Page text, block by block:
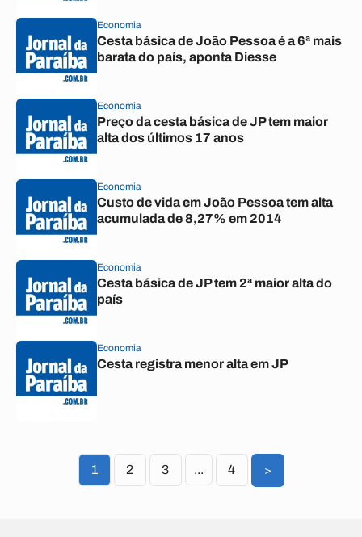
Economia
Cesta básica de João Pessoa é a 6ª mais
barata do país, aponta Diesse
Economia
Preço da cesta básica de JP tem maior
alta dos últimos 17 anos
Economia
Custo de vida em João Pessoa tem alta
acumulada de 8,27% em 2014
Economia
Cesta básica de JP tem 2ª maior alta do
país
Economia
Cesta registra menor alta em JP
1 2 3 ... 4 >